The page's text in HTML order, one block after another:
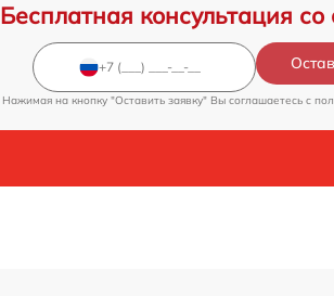
Бесплатная консультация
Нажимая на кнопку "Оставить заявку" Вы соглашаетесь c